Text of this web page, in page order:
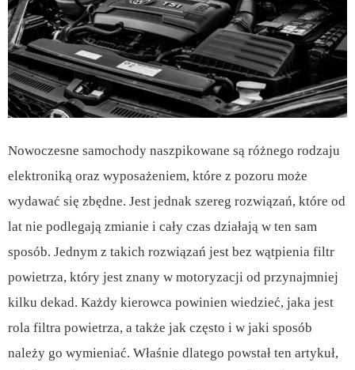
Nowoczesne samochody naszpikowane są różnego rodzaju
elektroniką oraz wyposażeniem, które z pozoru może
wydawać się zbędne. Jest jednak szereg rozwiązań, które od
lat nie podlegają zmianie i cały czas działają w ten sam
sposób. Jednym z takich rozwiązań jest bez wątpienia filtr
powietrza, który jest znany w motoryzacji od przynajmniej
kilku dekad. Każdy kierowca powinien wiedzieć, jaka jest
rola filtra powietrza, a także jak często i w jaki sposób
należy go wymieniać. Właśnie dlatego powstał ten artykuł,